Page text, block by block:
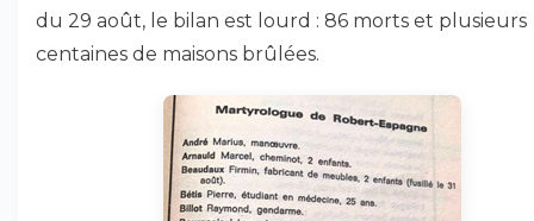
du 29 août, le bilan est lourd : 86 morts et plusieurs
centaines de maisons brûlées.